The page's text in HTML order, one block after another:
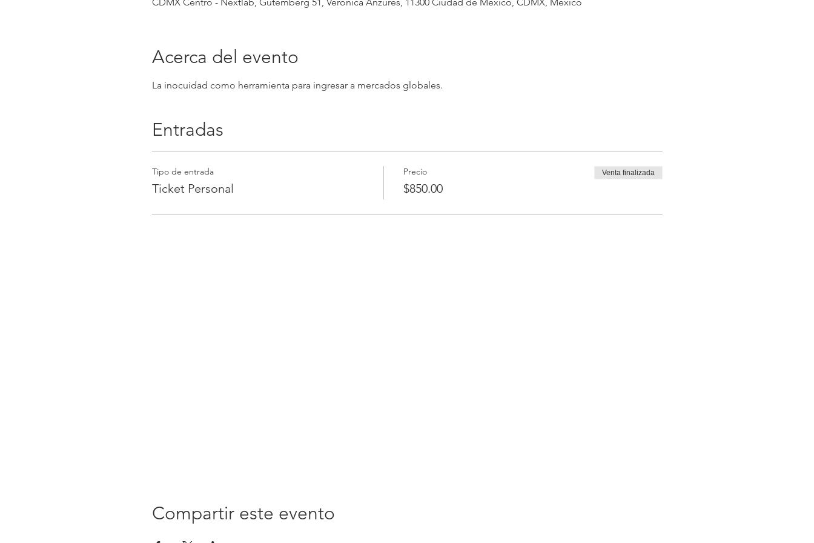
Acerca del evento
La inocuidad como herramienta para ingresar a mercados globales.
Entradas
Tipo de entrada
Ticket Personal
Precio
$850.00
Venta finalizada
Compartir este evento